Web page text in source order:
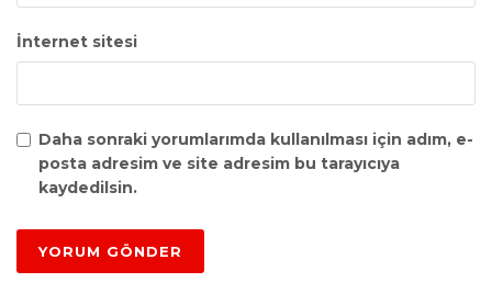
İnternet sitesi
Daha sonraki yorumlarımda kullanılması için adım, e-
posta adresim ve site adresim bu tarayıcıya
kaydedilsin.